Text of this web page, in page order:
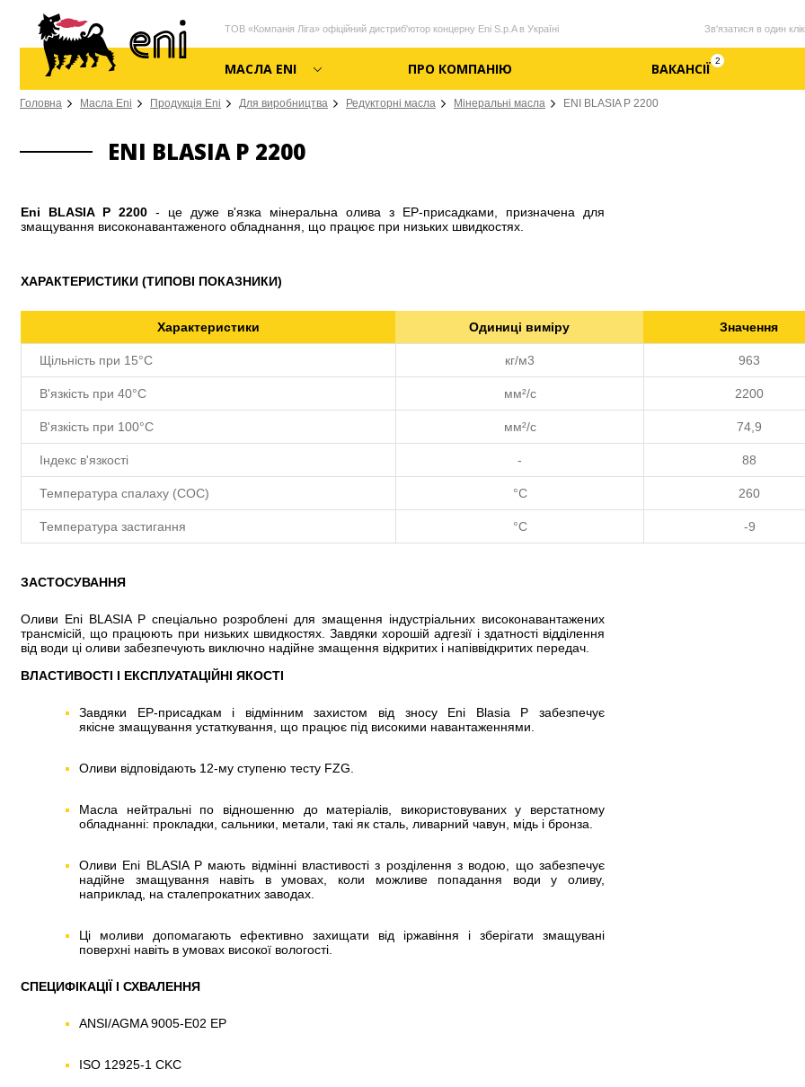
ТОВ «Компанія Ліга» офіційний дистриб'ютор концерну Eni S.p.A в Україні Зв'язатися в один клік
МАСЛА ENI ПРО КОМПАНІЮ ВАКАНСІЇ 2
Головна Масла Eni Продукція Eni Для виробництва Редукторні масла Мінеральні масла ENI BLASIA P 2200
ENI BLASIA P 2200
Eni BLASIA P 2200 - це дуже в'язка мінеральна олива з ЕР-присадками, призначена для
змащування високонавантаженого обладнання, що працює при низьких швидкостях.
ХАРАКТЕРИСТИКИ (ТИПОВІ ПОКАЗНИКИ)
Характеристики Одиниці виміру Значення
Щільність при 15°С кг/м3 963
В'язкість при 40°C мм²/с 2200
В'язкість при 100°C мм²/с 74,9
Індекс в'язкості - 88
Температура спалаху (COC) °C 260
Температура застигання °C -9
ЗАСТОСУВАННЯ
Оливи Eni BLASIA P спеціально розроблені для змащення індустріальних високонавантажених
трансмісій, що працюють при низьких швидкостях. Завдяки хорошій адгезії і здатності відділення
від води ці оливи забезпечують виключно надійне змащення відкритих і напіввідкритих передач.
ВЛАСТИВОСТІ І ЕКСПЛУАТАЦІЙНІ ЯКОСТІ
Завдяки EP-присадкам і відмінним захистом від зносу Eni Blasia P забезпечує
якісне змащування устаткування, що працює під високими навантаженнями.
Оливи відповідають 12-му ступеню тесту FZG.
Масла нейтральні по відношенню до матеріалів, використовуваних у верстатному
обладнанні: прокладки, сальники, метали, такі як сталь, ливарний чавун, мідь і бронза.
Оливи Eni BLASIA P мають відмінні властивості з розділення з водою, що забезпечує
надійне змащування навіть в умовах, коли можливе попадання води у оливу,
наприклад, на сталепрокатних заводах.
Ці моливи допомагають ефективно захищати від іржавіння і зберігати змащувані
поверхні навіть в умовах високої вологості.
СПЕЦИФІКАЦІЇ І СХВАЛЕННЯ
ANSI/AGMA 9005-E02 EP
ISO 12925-1 CKC